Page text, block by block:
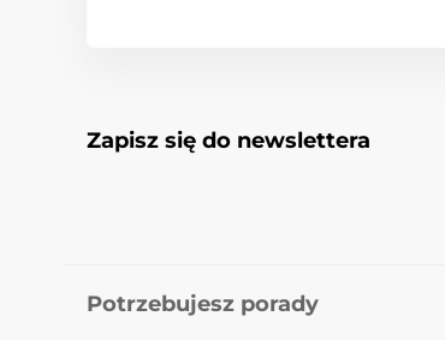
Zapisz się do newslettera
Potrzebujesz porady